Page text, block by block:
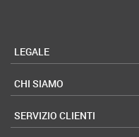
LEGALE
CHI SIAMO
SERVIZIO CLIENTI